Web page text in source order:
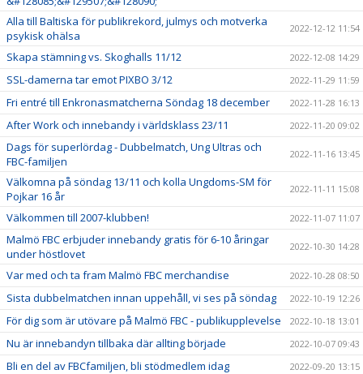
Alla till Baltiska för publikrekord, julmys och motverka
psykisk ohälsa
2022-12-12 11:54
Skapa stämning vs. Skoghalls 11/12 2022-12-08 14:29
SSL-damerna tar emot PIXBO 3/12 2022-11-29 11:59
Fri entré till Enkronasmatcherna Söndag 18 december 2022-11-28 16:13
After Work och innebandy i världsklass 23/11 2022-11-20 09:02
Dags för superlördag - Dubbelmatch, Ung Ultras och
FBC-familjen
2022-11-16 13:45
Välkomna på söndag 13/11 och kolla Ungdoms-SM för
Pojkar 16 år
2022-11-11 15:08
Välkommen till 2007-klubben! 2022-11-07 11:07
Malmö FBC erbjuder innebandy gratis för 6-10 åringar
under höstlovet
2022-10-30 14:28
Var med och ta fram Malmö FBC merchandise 2022-10-28 08:50
Sista dubbelmatchen innan uppehåll, vi ses på söndag 2022-10-19 12:26
För dig som är utövare på Malmö FBC - publikupplevelse 2022-10-18 13:01
Nu är innebandyn tillbaka där allting började 2022-10-07 09:43
Bli en del av FBCfamiljen, bli stödmedlem idag 2022-09-20 13:15